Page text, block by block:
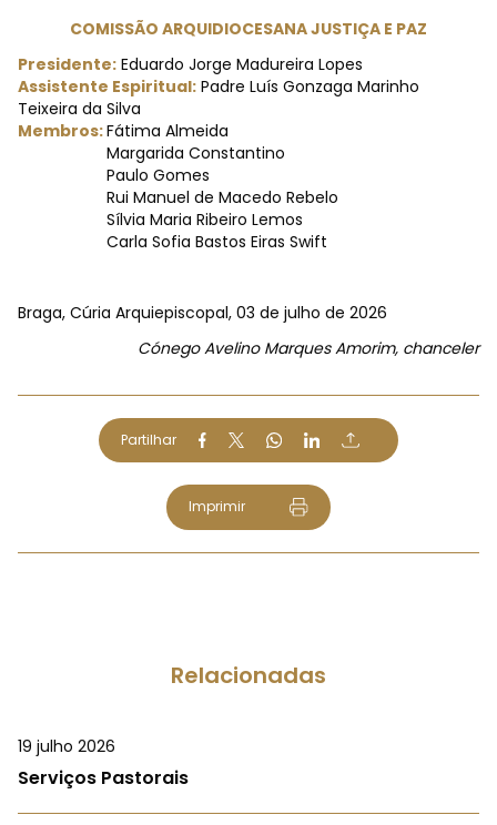
COMISSÃO ARQUIDIOCESANA JUSTIÇA E PAZ
Presidente: Eduardo Jorge Madureira Lopes
Assistente Espiritual: Padre Luís Gonzaga Marinho
Teixeira da Silva
Membros:Fátima Almeida
Margarida Constantino
Paulo Gomes
Rui Manuel de Macedo Rebelo
Sílvia Maria Ribeiro Lemos
Carla Sofia Bastos Eiras Swift
Braga, Cúria Arquiepiscopal, 03 de julho de 2026
Cónego Avelino Marques Amorim, chanceler
Partilhar
Imprimir
Relacionadas
19 julho 2026
Serviços Pastorais